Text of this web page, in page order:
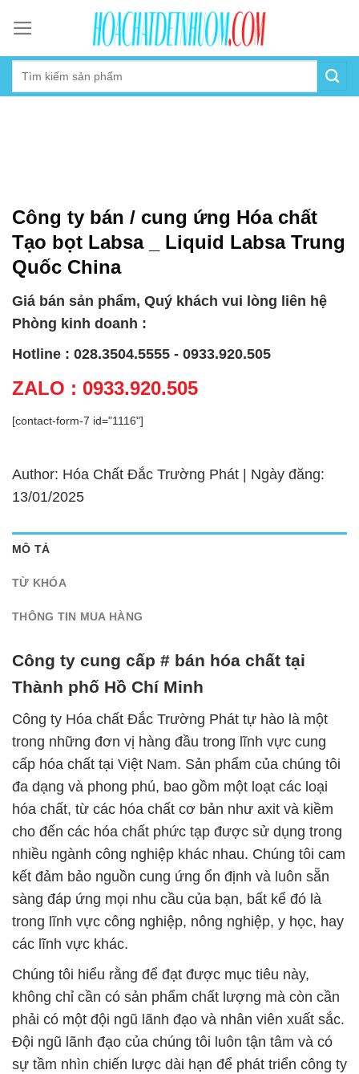
content
Công ty bán / cung ứng Hóa chất
Tạo bọt Labsa _ Liquid Labsa Trung
Quốc China
Giá bán sản phẩm, Quý khách vui lòng liên hệ
Phòng kinh doanh :
Hotline : 028.3504.5555 - 0933.920.505
ZALO : 0933.920.505
[contact-form-7 id="1116"]
Author: Hóa Chất Đắc Trường Phát | Ngày đăng:
13/01/2025
MÔ TẢ
TỪ KHÓA
THÔNG TIN MUA HÀNG
Công ty cung cấp # bán hóa chất tại
Thành phố Hồ Chí Minh
Công ty Hóa chất Đắc Trường Phát tự hào là một
trong những đơn vị hàng đầu trong lĩnh vực cung
cấp hóa chất tại Việt Nam. Sản phẩm của chúng tôi
đa dạng và phong phú, bao gồm một loạt các loại
hóa chất, từ các hóa chất cơ bản như axit và kiềm
cho đến các hóa chất phức tạp được sử dụng trong
nhiều ngành công nghiệp khác nhau. Chúng tôi cam
kết đảm bảo nguồn cung ứng ổn định và luôn sẵn
sàng đáp ứng mọi nhu cầu của bạn, bất kể đó là
trong lĩnh vực công nghiệp, nông nghiệp, y học, hay
các lĩnh vực khác.
Chúng tôi hiểu rằng để đạt được mục tiêu này,
không chỉ cần có sản phẩm chất lượng mà còn cần
phải có một đội ngũ lãnh đạo và nhân viên xuất sắc.
Đội ngũ lãnh đạo của chúng tôi luôn tận tâm và có
sự tầm nhìn chiến lược dài hạn để phát triển công ty